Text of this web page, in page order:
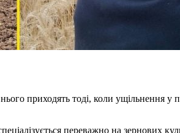
приходять тоді, коли ущільнення у
переважно на зернових